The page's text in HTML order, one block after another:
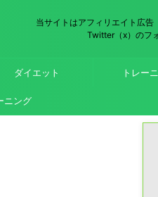
当サイトはアフィリエイト広告
Twitter（x）のフ
ダイエット トレー
ニング